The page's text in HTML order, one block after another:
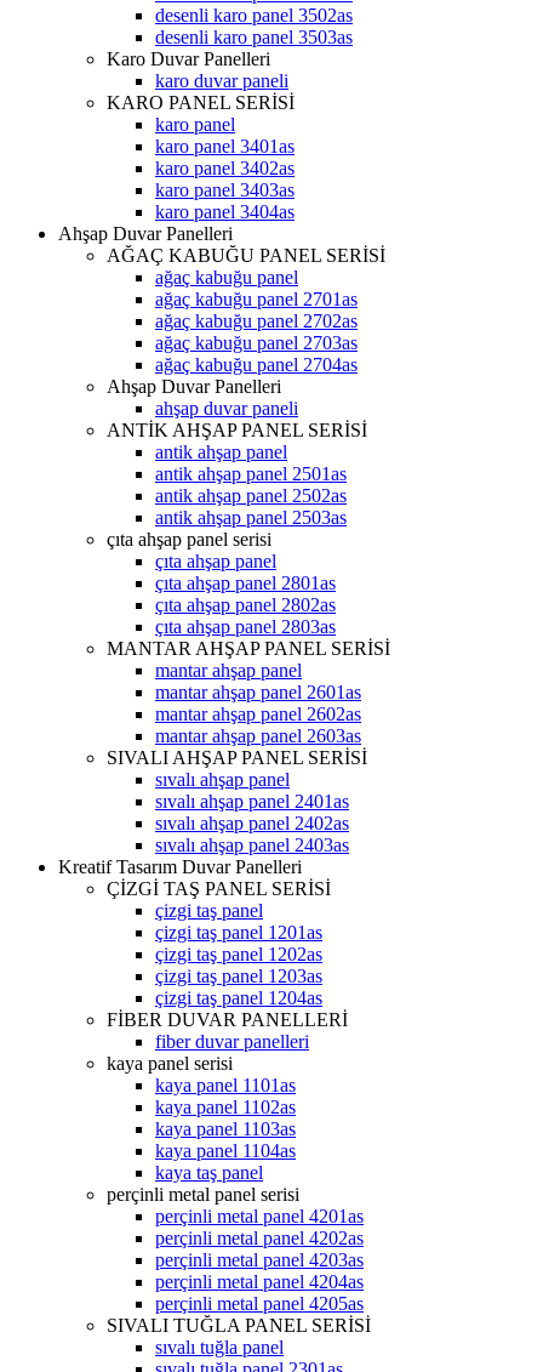
desenli karo panel 3502as
desenli karo panel 3503as
Karo Duvar Panelleri
karo duvar paneli
KARO PANEL SERİSİ
karo panel
karo panel 3401as
karo panel 3402as
karo panel 3403as
karo panel 3404as
Ahşap Duvar Panelleri
AĞAÇ KABUĞU PANEL SERİSİ
ağaç kabuğu panel
ağaç kabuğu panel 2701as
ağaç kabuğu panel 2702as
ağaç kabuğu panel 2703as
ağaç kabuğu panel 2704as
Ahşap Duvar Panelleri
ahşap duvar paneli
ANTİK AHŞAP PANEL SERİSİ
antik ahşap panel
antik ahşap panel 2501as
antik ahşap panel 2502as
antik ahşap panel 2503as
çıta ahşap panel serisi
çıta ahşap panel
çıta ahşap panel 2801as
çıta ahşap panel 2802as
çıta ahşap panel 2803as
MANTAR AHŞAP PANEL SERİSİ
mantar ahşap panel
mantar ahşap panel 2601as
mantar ahşap panel 2602as
mantar ahşap panel 2603as
SIVALI AHŞAP PANEL SERİSİ
sıvalı ahşap panel
sıvalı ahşap panel 2401as
sıvalı ahşap panel 2402as
sıvalı ahşap panel 2403as
Kreatif Tasarım Duvar Panelleri
ÇİZGİ TAŞ PANEL SERİSİ
çizgi taş panel
çizgi taş panel 1201as
çizgi taş panel 1202as
çizgi taş panel 1203as
çizgi taş panel 1204as
FİBER DUVAR PANELLERİ
fiber duvar panelleri
kaya panel serisi
kaya panel 1101as
kaya panel 1102as
kaya panel 1103as
kaya panel 1104as
kaya taş panel
perçinli metal panel serisi
perçinli metal panel 4201as
perçinli metal panel 4202as
perçinli metal panel 4203as
perçinli metal panel 4204as
perçinli metal panel 4205as
SIVALI TUĞLA PANEL SERİSİ
sıvalı tuğla panel